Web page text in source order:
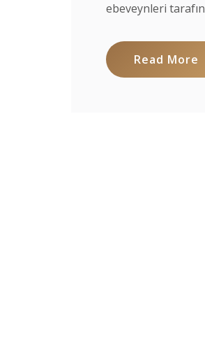
ebeveynleri
Read More